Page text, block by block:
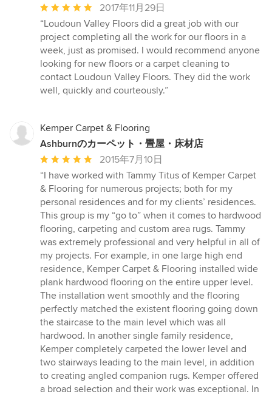
平
均
評
価：
5
つ
星
5
2017年11月29日
“Loudoun Valley Floors did a great job with our
project completing all the work for our floors in a
week, just as promised. I would recommend anyone
looking for new floors or a carpet cleaning to
contact Loudoun Valley Floors. They did the work
well, quickly and courteously.”
Kemper Carpet & Flooring
Ashburnのカーペット・畳屋・床材店
平
均
評
価：
5
つ
星
中
星
5
2015年7月10日
“I have worked with Tammy Titus of Kemper Carpet
& Flooring for numerous projects; both for my
personal residences and for my clients’ residences.
This group is my “go to” when it comes to hardwood
flooring, carpeting and custom area rugs. Tammy
was extremely professional and very helpful in all of
my projects. For example, in one large high end
residence, Kemper Carpet & Flooring installed wide
plank hardwood flooring on the entire upper level.
The installation went smoothly and the flooring
perfectly matched the existent flooring going down
the staircase to the main level which was all
hardwood. In another single family residence,
Kemper completely carpeted the lower level and
two stairways leading to the main level, in addition
to creating angled companion rugs. Kemper offered
a broad selection and their work was exceptional. In